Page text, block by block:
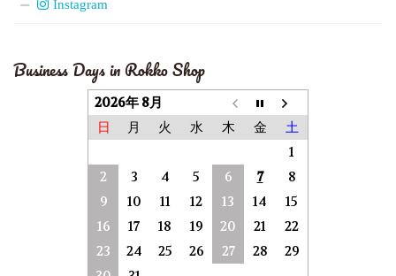
Instagram
Business Days in Rokko Shop
2026年 8月
日 月 火 水 木 金 土
1
2
3 4 5 6 7
8
9
10 11 12 13 14
15
16
17 18 19 20 21
22
23
24 25 26 27 28
29